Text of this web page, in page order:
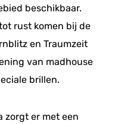
beschikbaar.
rust komen bij de
en Traumzeit
van madhouse
brillen.
zorgt er met een